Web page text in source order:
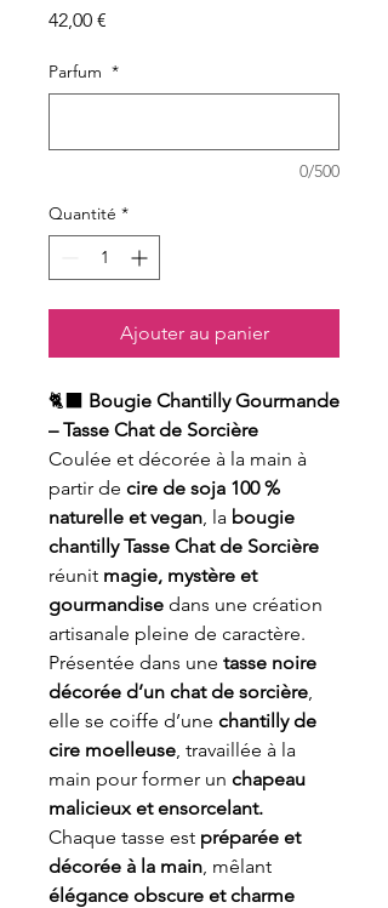
42,00 €
Parfum *
0/500
Quantité *
Ajouter au panier
🐈‍⬛ Bougie Chantilly Gourmande
– Tasse Chat de Sorcière
Coulée et décorée à la main à
partir de cire de soja 100 %
naturelle et vegan, la bougie
chantilly Tasse Chat de Sorcière
réunit magie, mystère et
gourmandise dans une création
artisanale pleine de caractère.
Présentée dans une tasse noire
décorée d’un chat de sorcière,
elle se coiffe d’une chantilly de
cire moelleuse, travaillée à la
main pour former un chapeau
malicieux et ensorcelant.
Chaque tasse est préparée et
décorée à la main, mêlant
élégance obscure et charme